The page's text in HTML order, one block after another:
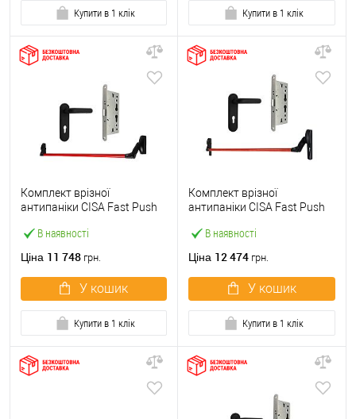
Купити в 1 клік Купити в 1 клік
В наявності
Комплект врізної
антипаніки CISA Fast Push
із замком та ручкою
Ціна 11 748 грн.
У кошик
Купити в 1 клік
В наявності
Комплект врізної
антипаніки CISA Fast Push
червоний із замком та
Ціна 12 474 грн.
У кошик
Купити в 1 клік